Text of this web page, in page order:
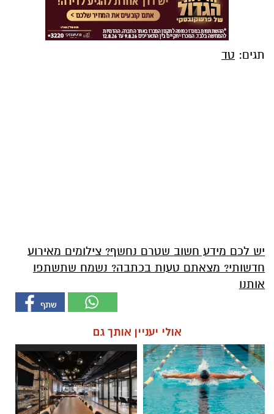
תגים: טד
יש לכם מידע חשוב שטרם נחשף? צילומים מאירוע
חדשותי? מצאתם טעות בכתבה? נשמח שתשתפו
אותנו
אולי יעניין אותך גם